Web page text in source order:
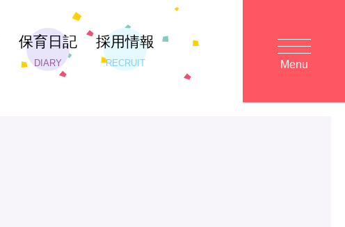
保育日記
DIARY
採用情報
RECRUIT Menu